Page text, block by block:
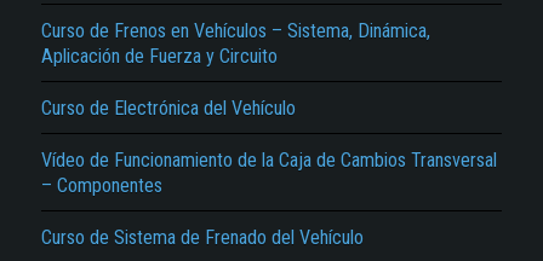
Curso de Frenos en Vehículos – Sistema, Dinámica,
Aplicación de Fuerza y Circuito
Curso de Electrónica del Vehículo
Vídeo de Funcionamiento de la Caja de Cambios Transversal
– Componentes
Curso de Sistema de Frenado del Vehículo
El Título es incorrecto según el contenido.
Texto o Imagen de portada son erróneos.
No carga o no se visualiza el contenido.